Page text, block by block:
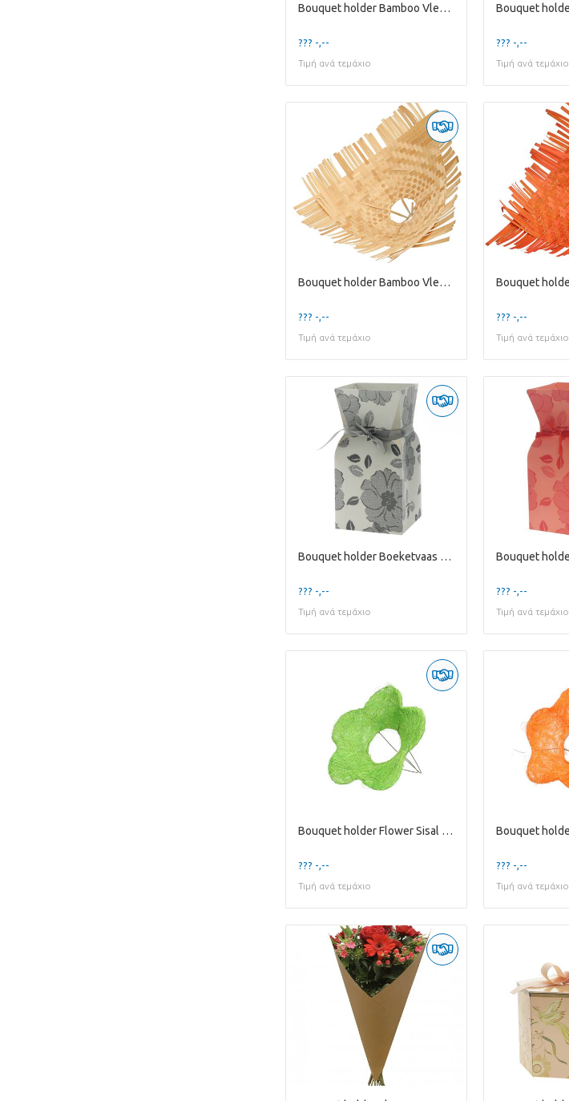
Bouquet holder Bamboo Vlecht D34cm
??? -,--
Τιμή ανά τεμάχιο
??? -,--
Τιμή ανά τεμάχιο
Bouquet holder Bamboo Vlecht D34cm
??? -,--
Τιμή ανά τεμάχιο
??? -,--
Τιμή ανά τεμάχιο
Bouquet holder Boeketvaas Vanity 13*26cm
??? -,--
Τιμή ανά τεμάχιο
??? -,--
Τιμή ανά τεμάχιο
Bouquet holder Flower Sisal D15cm
??? -,--
Τιμή ανά τεμάχιο
??? -,--
Τιμή ανά τεμάχιο